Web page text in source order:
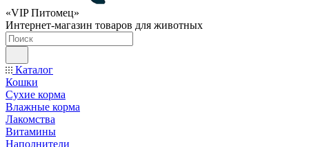
«VIP Питомец»
Интернет-магазин товаров для животных
Каталог
Кошки
Сухие корма
Влажные корма
Лакомства
Витамины
Наполнители